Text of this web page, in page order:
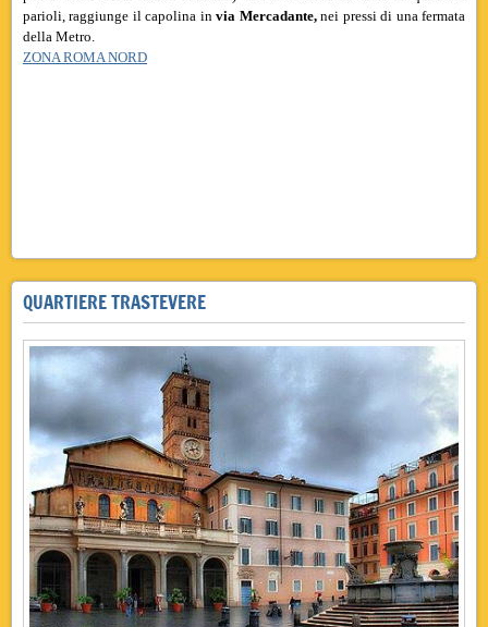
parioli, raggiunge il capolina invia Mercadante,nei pressi di una fermata
della Metro.
ZONA ROMA NORD
QUARTIERE TRASTEVERE